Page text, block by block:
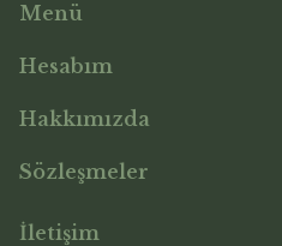
Menü
Hesabım
Hakkımızda
Sözleşmeler
İletişim